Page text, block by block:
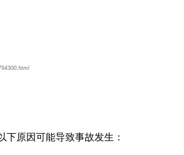
原因可能导致事故发生：